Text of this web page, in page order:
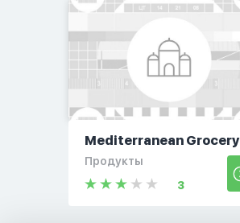
Mediterranean Grocery
Продукты
3